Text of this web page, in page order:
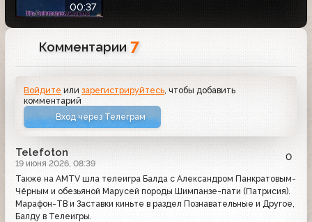
00:37
Комментарии7
Войдите илизарегистрируйтесь , чтобы добавить
комментарий
Вход через Телеграм
Telefoton
19 июня 2026, 08:39
0
Также на AMTV шла телеигра Балда с Александром Панкратовым-
Чёрным и обезьяной Марусей породы Шимпанзе-пати (Патрисия).
Марафон-ТВ и Заставки киньте в раздел Познавательные и Другое,
Балду в Телеигры.